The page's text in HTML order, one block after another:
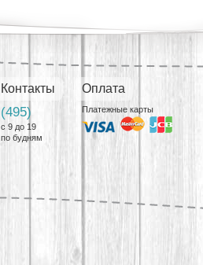
Контакты
(495)
с 9 до 19
по будням
Оплата
Платежные карты